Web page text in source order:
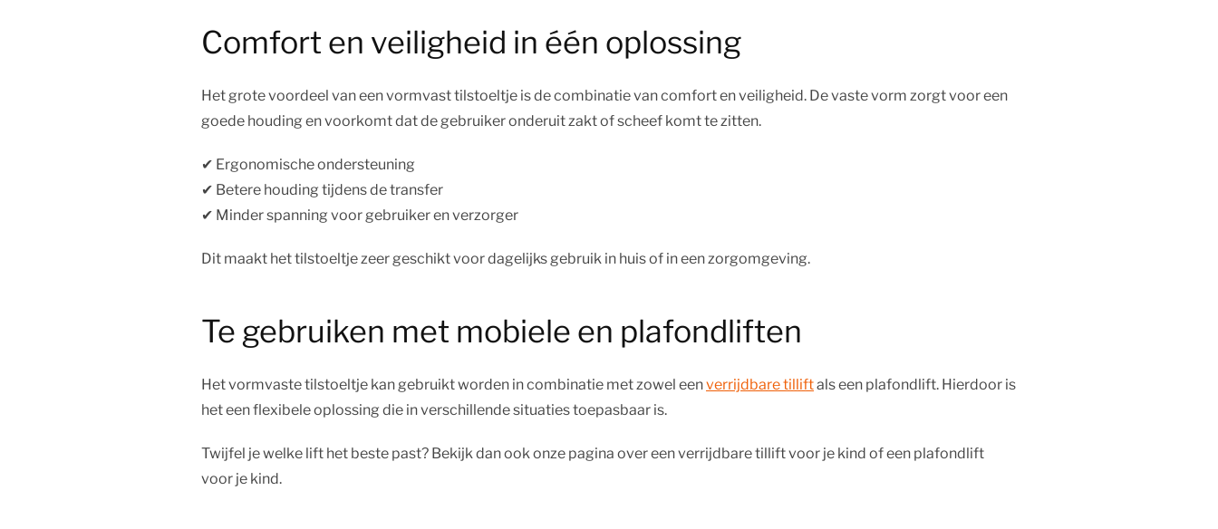
Comfort en veiligheid in één oplossing
Het grote voordeel van een vormvast tilstoeltje is de combinatie van comfort en veiligheid. De vaste vorm zorgt voor een
goede houding en voorkomt dat de gebruiker onderuit zakt of scheef komt te zitten.
✔︎ Ergonomische ondersteuning
✔︎ Betere houding tijdens de transfer
✔︎ Minder spanning voor gebruiker en verzorger
Dit maakt het tilstoeltje zeer geschikt voor dagelijks gebruik in huis of in een zorgomgeving.
Te gebruiken met mobiele en plafondliften
Het vormvaste tilstoeltje kan gebruikt worden in combinatie met zowel eenverrijdbare tilliftals een plafondlift. Hierdoor is
het een flexibele oplossing die in verschillende situaties toepasbaar is.
Twijfel je welke lift het beste past? Bekijk dan ook onze pagina over een verrijdbare tillift voor je kind of een plafondlift
voor je kind.